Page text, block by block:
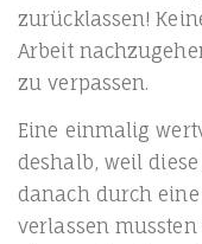
zurück­las­sen!
Arbeit
zu verpassen.
Eine ein­ma­lig
des­halb, weil
danach durch
ver­las­sen